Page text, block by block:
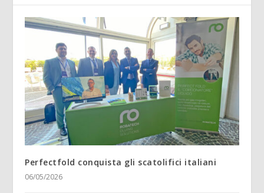
Perfectfold conquista gli scatolifici italiani
06/05/2026